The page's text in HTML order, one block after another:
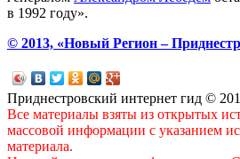
в 1992 году».
© 2013, «Новый Регион –
Приднестровский интернет гид ©
Все материалы взяты из открытых
массовой информации с указанием
материала.